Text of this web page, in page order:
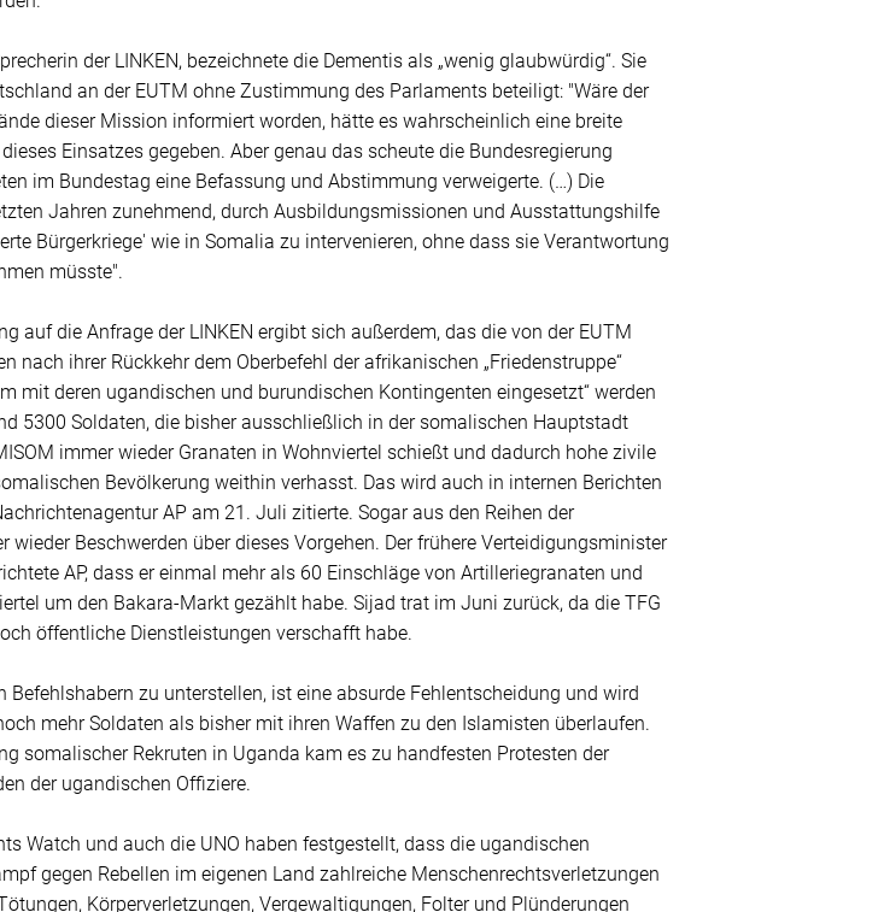
der LINKEN, bezeichnete die Dementis als „wenig glaubwürdig“. Sie
an der EUTM ohne Zustimmung des Parlaments beteiligt: "Wäre der
dieser Mission informiert worden, hätte es wahrscheinlich eine breite
Einsatzes gegeben. Aber genau das scheute die Bundesregierung
im Bundestag eine Befassung und Abstimmung verweigerte. (…) Die
Jahren zunehmend, durch Ausbildungsmissionen und Ausstattungshilfe
Bürgerkriege' wie in Somalia zu intervenieren, ohne dass sie Verantwortung
müsste".
auf die Anfrage der LINKEN ergibt sich außerdem, das die von der EUTM
nach ihrer Rückkehr dem Oberbefehl der afrikanischen „Friedenstruppe“
mit deren ugandischen und burundischen Kontingenten eingesetzt“ werden
5300 Soldaten, die bisher ausschließlich in der somalischen Hauptstadt
immer wieder Granaten in Wohnviertel schießt und dadurch hohe zivile
Bevölkerung weithin verhasst. Das wird auch in internen Berichten
AP am 21. Juli zitierte. Sogar aus den Reihen der
wieder Beschwerden über dieses Vorgehen. Der frühere Verteidigungsminister
AP, dass er einmal mehr als 60 Einschläge von Artilleriegranaten und
um den Bakara-Markt gezählt habe. Sijad trat im Juni zurück, da die TFG
öffentliche Dienstleistungen verschafft habe.
zu unterstellen, ist eine absurde Fehlentscheidung und wird
mehr Soldaten als bisher mit ihren Waffen zu den Islamisten überlaufen.
somalischer Rekruten in Uganda kam es zu handfesten Protesten der
der ugandischen Offiziere.
Watch und auch die UNO haben festgestellt, dass die ugandischen
gegen Rebellen im eigenen Land zahlreiche Menschenrechtsverletzungen
Körperverletzungen, Vergewaltigungen, Folter und Plünderungen